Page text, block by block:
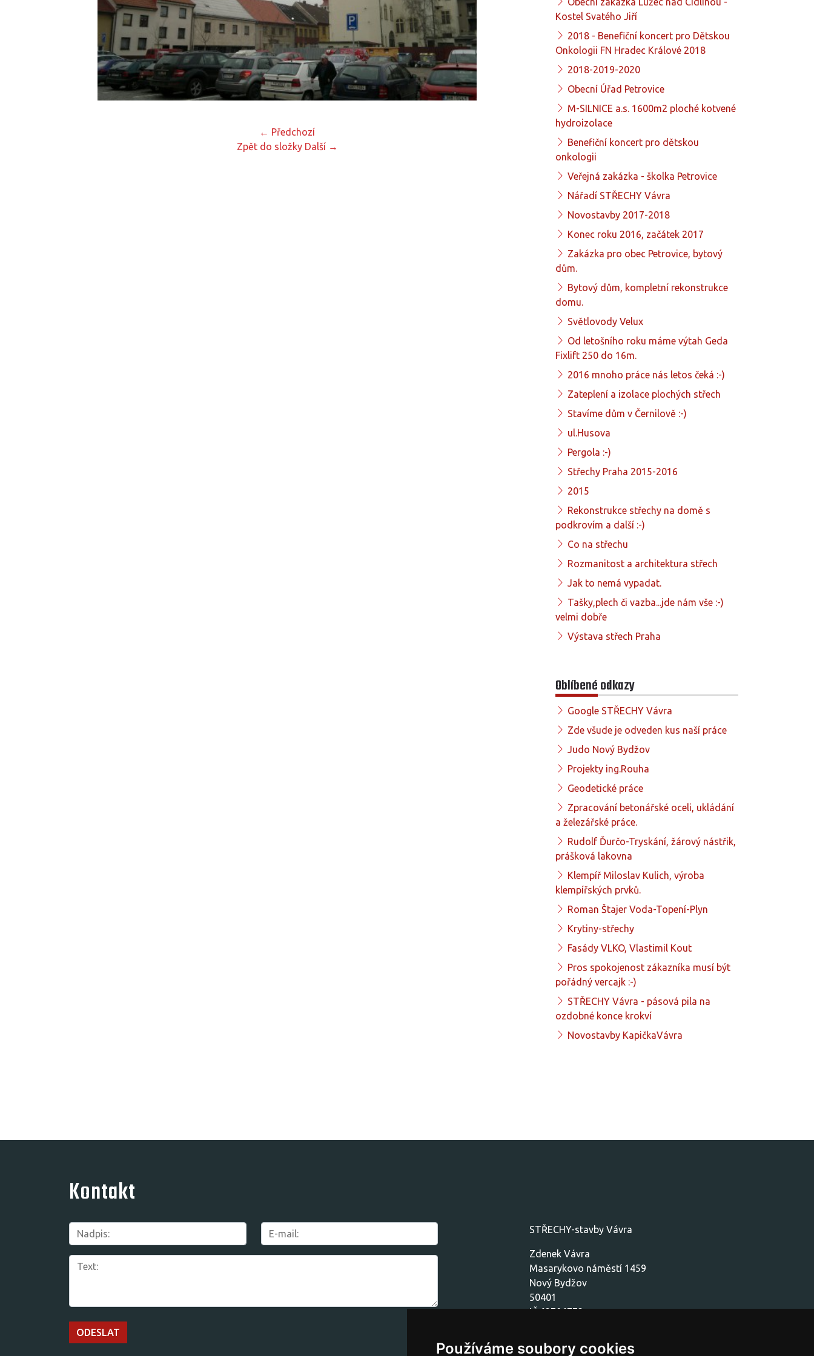
Používáme soubory cookies
← Předchozí
Zpět do složky Další →
Kostel Svatého Jiří
2018 - Benefiční koncert pro Dětskou
Onkologii FN Hradec Králové 2018
2018-2019-2020
Obecní Úřad Petrovice
M-SILNICE a.s. 1600m2 ploché kotvené
hydroizolace
Benefiční koncert pro dětskou
onkologii
Veřejná zakázka - školka Petrovice
Nářadí STŘECHY Vávra
Novostavby 2017-2018
Konec roku 2016, začátek 2017
Zakázka pro obec Petrovice, bytový
dům.
Bytový dům, kompletní rekonstrukce
domu.
Světlovody Velux
Od letošního roku máme výtah Geda
Fixlift 250 do 16m.
2016 mnoho práce nás letos čeká :-)
Zateplení a izolace plochých střech
Stavíme dům v Černilově :-)
ul.Husova
Pergola :-)
Střechy Praha 2015-2016
2015
Rekonstrukce střechy na domě s
podkrovím a další :-)
Co na střechu
Rozmanitost a architektura střech
Jak to nemá vypadat.
Tašky,plech či vazba...jde nám vše :-)
velmi dobře
Výstava střech Praha
Oblíbené odkazy
Google STŘECHY Vávra
Zde všude je odveden kus naší práce
Judo Nový Bydžov
Projekty ing.Rouha
Geodetické práce
Zpracování betonářské oceli, ukládání
a železářské práce.
Rudolf Ďurčo-Tryskání, žárový nástřik,
prášková lakovna
Klempíř Miloslav Kulich, výroba
klempířských prvků.
Roman Štajer Voda-Topení-Plyn
Krytiny-střechy
Fasády VLKO, Vlastimil Kout
Pros spokojenost zákazníka musí být
pořádný vercajk :-)
STŘECHY Vávra - pásová pila na
ozdobné konce krokví
Novostavby KapičkaVávra
Kontakt
STŘECHY-stavby Vávra
Zdenek Vávra
Masarykovo náměstí 1459
Nový Bydžov
50401
IČ:62706772
737111154